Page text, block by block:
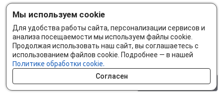
Мы используем cookie
Для удобства работы сайта, персонализации сервисов и
анализа посещаемости мы используем файлы cookie.
Продолжая использовать наш сайт, вы соглашаетесь с
использованием файлов cookie. Подробнее — в нашей
Политике обработки cookie.
Согласен